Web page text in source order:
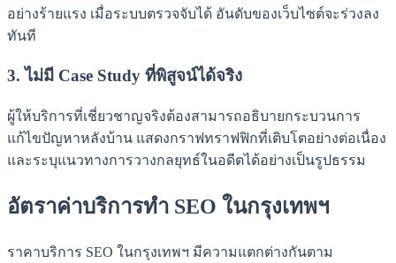
อย่างร้ายแรง เมื่อระบบตรวจจับได้ อันดับของเว็บไซต์จะร่วงลง
ทันที
3. ไม่มี Case Study ที่พิสูจน์ได้จริง
ผู้ให้บริการที่เชี่ยวชาญจริงต้องสามารถอธิบายกระบวนการ
แก้ไขปัญหาหลังบ้าน แสดงกราฟทราฟฟิกที่เติบโตอย่างต่อเนื่อง
และระบุแนวทางการวางกลยุทธ์ในอดีตได้อย่างเป็นรูปธรรม
อัตราค่าบริการทำ SEO ในกรุงเทพฯ
ราคาบริการ SEO ในกรุงเทพฯ มีความแตกต่างกันตาม